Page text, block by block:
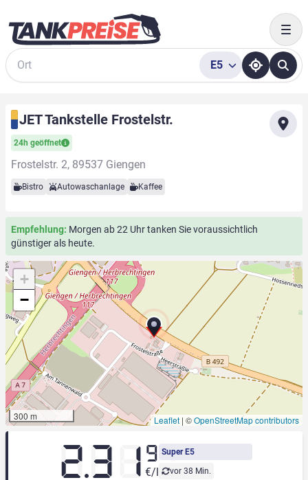
Suche
E5
JET Tankstelle Frostelstr.
24h geöffnet
Frostelstr. 2, 89537 Giengen
Bistro Autowaschanlage Kaffee
Empfehlung: Morgen ab 22 Uhr tanken Sie voraussichtlich
günstiger als heute.
+
−
300 m Leaflet | ©OpenStreetMap contributors
Super E5
vor 38 Min.
2.319
€/l